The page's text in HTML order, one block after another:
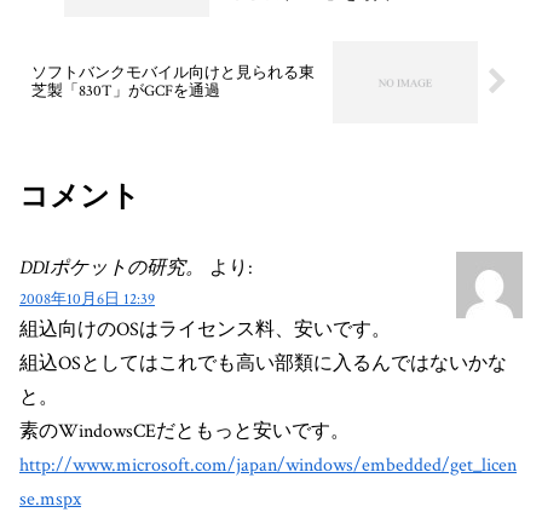
ソフトバンクモバイル向けと見られる東
芝製「830T」がGCFを通過
コメント
DDIポケットの研究。 より:
2008年10月6日 12:39
組込向けのOSはライセンス料、安いです。
組込OSとしてはこれでも高い部類に入るんではないかな
と。
素のWindowsCEだともっと安いです。
http://www.microsoft.com/japan/windows/embedded/get_licen
se.mspx